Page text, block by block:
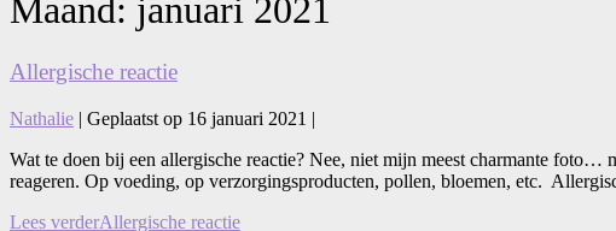
Maand: januari 2021
Allergische reactie
Nathalie | Geplaatst op 16 januari 2021 |
Wat te doen bij een allergische reactie? Nee, niet mijn meest charmante
reageren. Op voeding, op verzorgingsproducten, pollen, bloemen, etc.
Lees verderAllergische reactie